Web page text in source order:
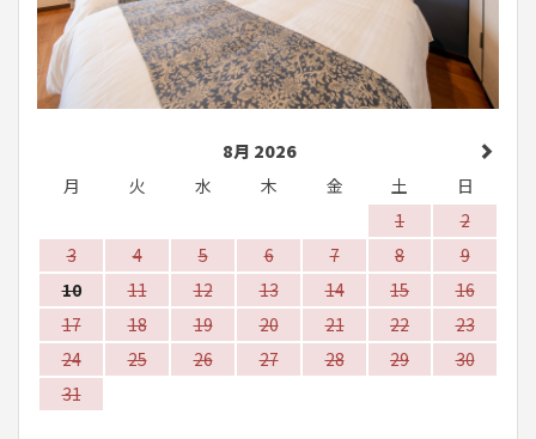
8月 2026
月
火 水 木 金 土
日
1
2
3
4 5 6 7 8
9
10
11 12 13 14 15
16
17
18 19 20 21 22
23
24
25 26 27 28 29
30
31